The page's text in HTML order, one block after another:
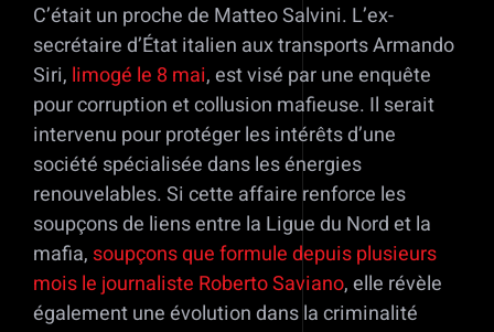
C’était un proche de Matteo Salvini. L’ex-
secrétaire d’État italien aux transports Armando
Siri, limogé le 8 mai, est visé par une enquête
pour corruption et collusion mafieuse. Il serait
intervenu pour protéger les intérêts d’une
société spécialisée dans les énergies
renouvelables. Si cette affaire renforce les
soupçons de liens entre la Ligue du Nord et la
mafia, soupçons que formule depuis plusieurs
mois le journaliste Roberto Saviano, elle révèle
également une évolution dans la criminalité